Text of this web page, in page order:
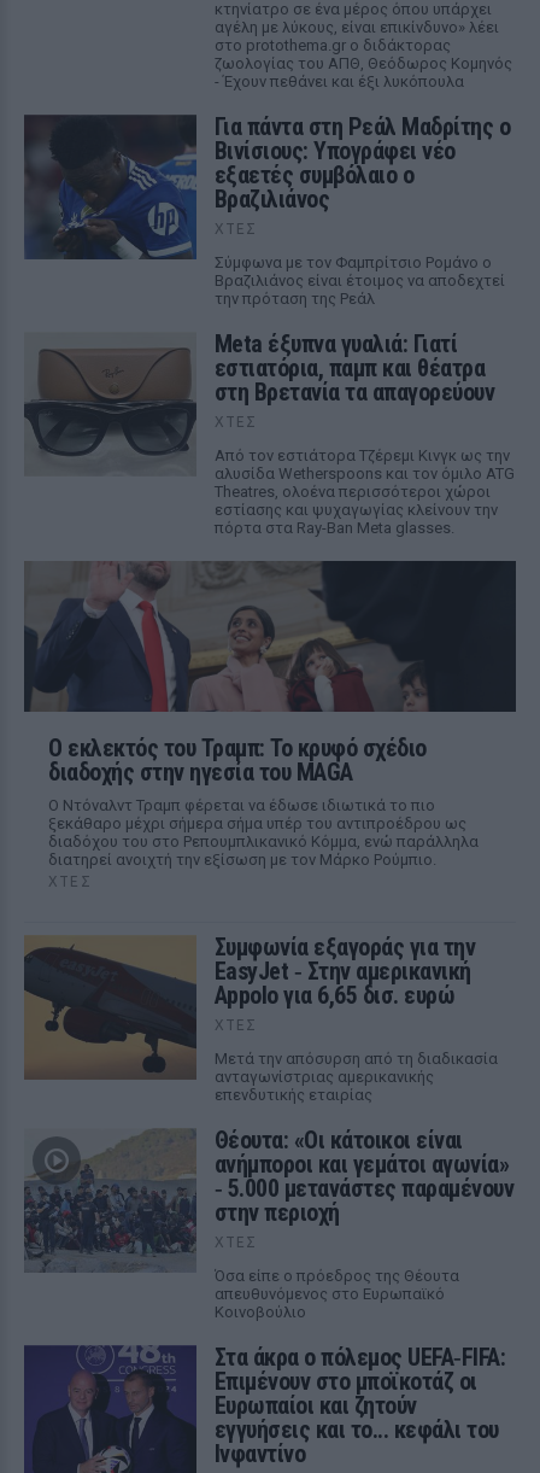
κτηνίατρο σε ένα μέρος όπου υπάρχει
αγέλη με λύκους, είναι επικίνδυνο» λέει
στο protothema.gr ο διδάκτορας
ζωολογίας του ΑΠΘ, Θεόδωρος Κομηνός
- Έχουν πεθάνει και έξι λυκόπουλα
Για πάντα στη Ρεάλ Μαδρίτης ο
Βινίσιους: Υπογράφει νέο
εξαετές συμβόλαιο ο
Βραζιλιάνος
ΧΤΕΣ
Σύμφωνα με τον Φαμπρίτσιο Ρομάνο ο
Βραζιλιάνος είναι έτοιμος να αποδεχτεί
την πρόταση της Ρεάλ
Meta έξυπνα γυαλιά: Γιατί
εστιατόρια, παμπ και θέατρα
στη Βρετανία τα απαγορεύουν
ΧΤΕΣ
Από τον εστιάτορα Τζέρεμι Κινγκ ως την
αλυσίδα Wetherspoons και τον όμιλο ATG
Theatres, ολοένα περισσότεροι χώροι
εστίασης και ψυχαγωγίας κλείνουν την
πόρτα στα Ray-Ban Meta glasses.
Ο εκλεκτός του Τραμπ: Το κρυφό σχέδιο
διαδοχής στην ηγεσία του MAGA
Ο Ντόναλντ Τραμπ φέρεται να έδωσε ιδιωτικά το πιο
ξεκάθαρο μέχρι σήμερα σήμα υπέρ του αντιπροέδρου ως
διαδόχου του στο Ρεπουμπλικανικό Κόμμα, ενώ παράλληλα
διατηρεί ανοιχτή την εξίσωση με τον Μάρκο Ρούμπιο.
ΧΤΕΣ
Συμφωνία εξαγοράς για την
EasyJet ‑ Στην αμερικανική
Appolo για 6,65 δισ. ευρώ
ΧΤΕΣ
Μετά την απόσυρση από τη διαδικασία
ανταγωνίστριας αμερικανικής
επενδυτικής εταιρίας
Θέουτα: «Οι κάτοικοι είναι
ανήμποροι και γεμάτοι αγωνία»
‑ 5.000 μετανάστες παραμένουν
στην περιοχή
ΧΤΕΣ
Όσα είπε ο πρόεδρος της Θέουτα
απευθυνόμενος στο Ευρωπαϊκό
Κοινοβούλιο
Στα άκρα ο πόλεμος UEFA‑FIFA:
Επιμένουν στο μποϊκοτάζ οι
Ευρωπαίοι και ζητούν
εγγυήσεις και το... κεφάλι του
Ινφαντίνο